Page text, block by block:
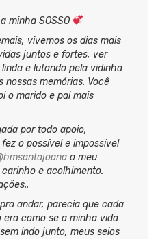
minha SOSSO
vivemos os dias mais
juntos e fortes, ver
e lutando pela vidinha
nossas memórias. Você
o marido e pai mais
por todo apoio,
o possível e impossível
o meu
e acolhimento.
andar, parecia que cada
como se a minha vida
indo junto, meus seios